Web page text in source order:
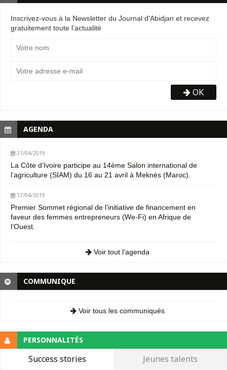
Inscrivez-vous à la Newsletter du Journal d'Abidjan et recevez
gratuitement toute l’actualité
OK
AGENDA
21/04/2019
La Côte d’Ivoire participe au 14ème Salon international de
l’agriculture (SIAM) du 16 au 21 avril à Meknès (Maroc).
17/04/2019
Premier Sommet régional de l’initiative de financement en
faveur des femmes entrepreneurs (We-Fi) en Afrique de
l’Ouest.
Voir tout l’agenda
COMMUNIQUE
Voir tous les communiqués
PERSONNALITÉS
Success stories Jeunes talents